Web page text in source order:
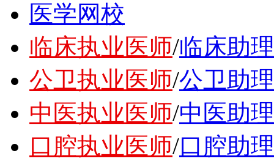
医学网校
临床执业医师/临床助
公卫执业医师/公卫助
中医执业医师/中医助
口腔执业医师/口腔助